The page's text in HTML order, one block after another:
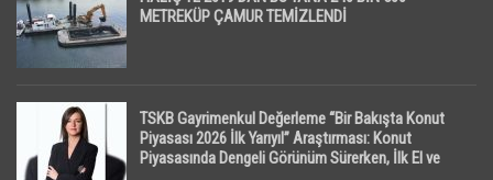
METREKÜP ÇAMUR TEMİZLENDİ
TSKB Gayrimenkul Değerleme “Bir Bakışta Konut
Piyasası 2026 İlk Yarıyıl” Araştırması: Konut
Piyasasında Dengeli Görünüm Sürerken, İlk El ve